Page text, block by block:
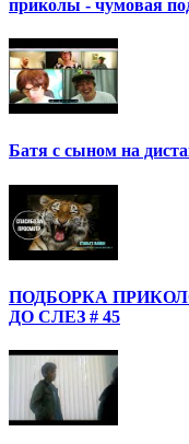
приколы - чумовая
Батя с сыном на
ПОДБОРКА
ДО СЛЕЗ # 45